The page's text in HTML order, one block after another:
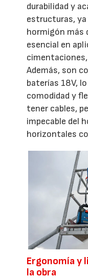
durabilidad y
estructuras,
hormigón más
esencial en
Además, son
baterías 18V,
comodidad y
tener cables,
impecable del
horizontales
Ergonomía y
la obra